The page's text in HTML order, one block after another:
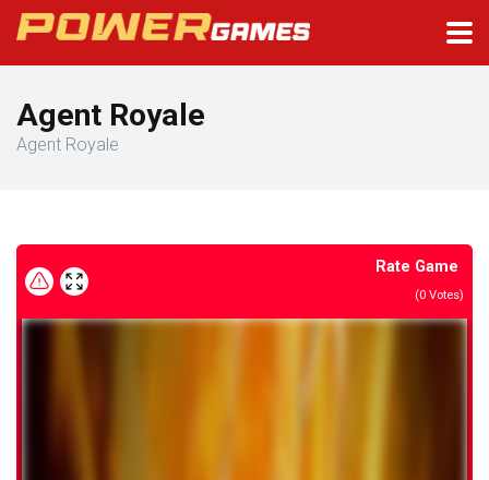
Agent Royale
Agent Royale
Rate Game
(0 Votes)